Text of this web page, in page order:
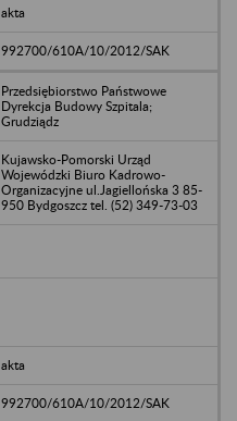
akta
992700/610A/10/2012/SAK
Przedsiębiorstwo Państwowe
Dyrekcja Budowy Szpitala;
Grudziądz
Kujawsko-Pomorski Urząd
Wojewódzki Biuro Kadrowo-
Organizacyjne ul.Jagiellońska 3 85-
950 Bydgoszcz tel. (52) 349-73-03
akta
992700/610A/10/2012/SAK